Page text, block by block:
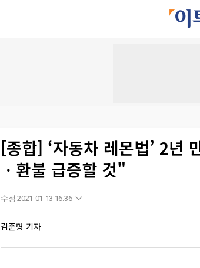
[종합] ‘자동차 레몬법’ 2년
ㆍ환불 급증할 것"
수정 2021-01-13 16:36
김준형 기자